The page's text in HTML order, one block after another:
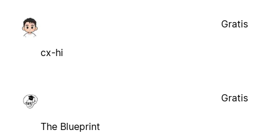
cx-hi
Gratis
The Blueprint
Gratis